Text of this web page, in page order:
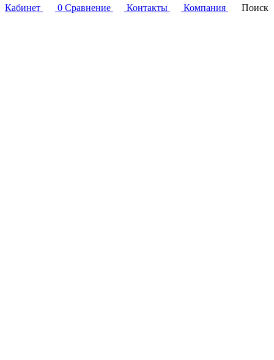
Кабинет
0 Сравнение Контакты Компания Поиск